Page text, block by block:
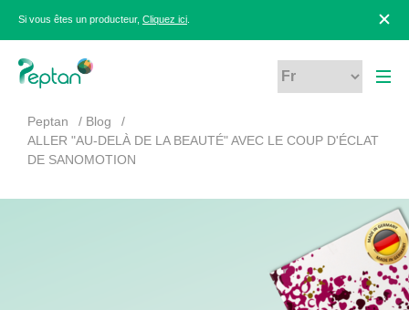
Si vous êtes un producteur, Cliquez ici
Peptan
Blog
ALLER "AU-DELÀ DE LA BEAUTÉ" AVEC LE COUP D'ÉCLAT
DE SANOMOTION